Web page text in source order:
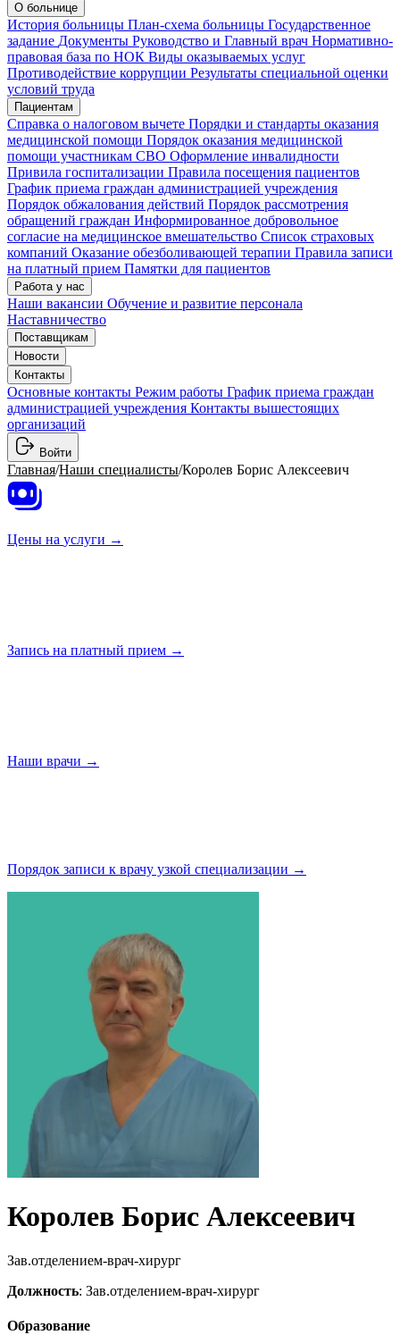
О больнице
История больницы План-схема больницы Государственное
задание Документы Руководство и Главный врач Нормативно-
правовая база по НОК Виды оказываемых услуг
Противодействие коррупции Результаты специальной оценки
условий труда
Пациентам
Справка о налоговом вычете Порядки и стандарты оказания
медицинской помощи Порядок оказания медицинской
помощи участникам СВО Оформление инвалидности
Привила госпитализации Правила посещения пациентов
График приема граждан администрацией учреждения
Порядок обжалования действий Порядок рассмотрения
обращений граждан Информированное добровольное
согласие на медицинское вмешательство Список страховых
компаний Оказание обезболивающей терапии Правила записи
на платный прием Памятки для пациентов
Работа у нас
Наши вакансии Обучение и развитие персонала
Наставничество
Поставщикам
Новости
Контакты
Основные контакты Режим работы График приема граждан
администрацией учреждения Контакты вышестоящих
организаций
Войти
Главная/Наши специалисты/Королев Борис Алексеевич
Цены на услуги →
Запись на платный прием →
Наши врачи →
Порядок записи к врачу узкой специализации →
Королев Борис Алексеевич
Зав.отделением-врач-хирург
Должность: Зав.отделением-врач-хирург
Образование